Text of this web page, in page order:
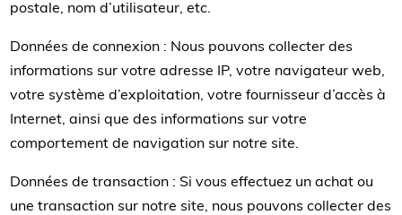
postale, nom d’utilisateur, etc.
Données de connexion : Nous pouvons collecter des
informations sur votre adresse IP, votre navigateur web,
votre système d’exploitation, votre fournisseur d’accès à
Internet, ainsi que des informations sur votre
comportement de navigation sur notre site.
Données de transaction : Si vous effectuez un achat ou
une transaction sur notre site, nous pouvons collecter des